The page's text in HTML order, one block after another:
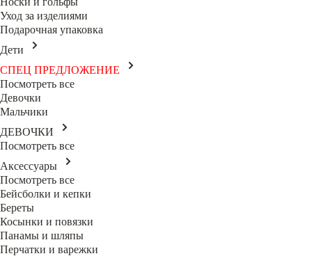
Уход за изделиями
Подарочная упаковка
Дети
СПЕЦ ПРЕДЛОЖЕНИЕ
Посмотреть все
Девочки
Мальчики
ДЕВОЧКИ
Посмотреть все
Аксессуары
Посмотреть все
Бейсболки и кепки
Береты
Косынки и повязки
Панамы и шляпы
Перчатки и варежки